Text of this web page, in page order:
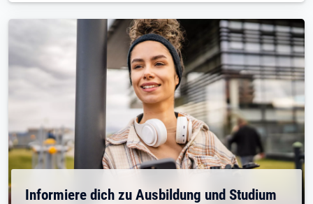
Informiere dich zu Ausbildung und Studium